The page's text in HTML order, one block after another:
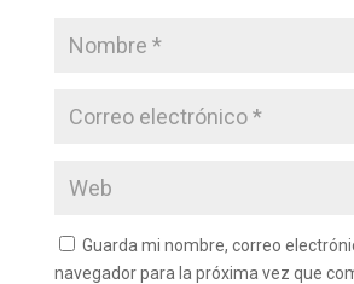
Guarda mi nombre, correo
navegador para la próxima vez que